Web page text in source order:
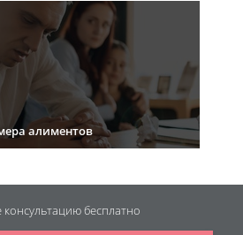
алиментов
консультациюбесплатно